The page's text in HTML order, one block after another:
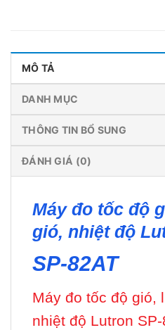
MÔ TẢ
DANH MỤC
THÔNG TIN BỔ SUNG
ĐÁNH GIÁ (0)
Máy đo tốc độ
gió, nhiệt độ
SP-82AT
Máy đo tốc độ gió,
nhiệt độ Lutron SP-